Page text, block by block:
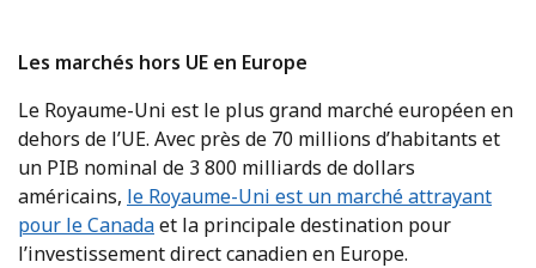
Les marchés hors UE en Europe
Le Royaume-Uni est le plus grand marché européen en
dehors de l’UE. Avec près de 70 millions d’habitants et
un PIB nominal de 3 800 milliards de dollars
américains, le Royaume-Uni est un marché attrayant
pour le Canadaet la principale destination pour
l’investissement direct canadien en Europe.